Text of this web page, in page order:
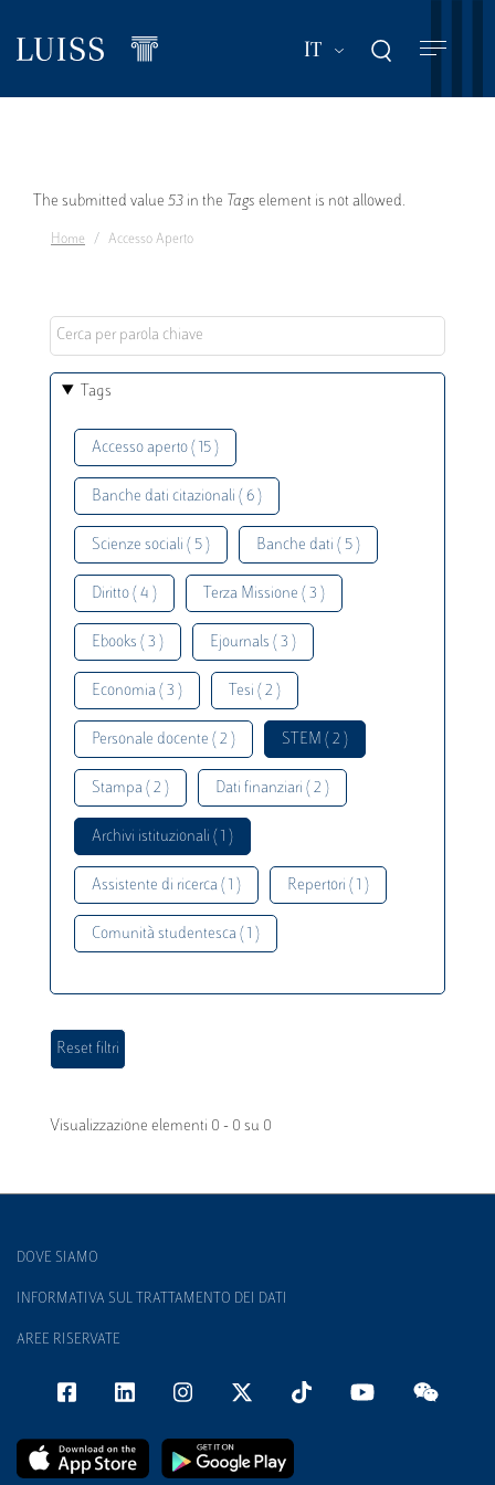
contenuto
IT Mostra ulteriori
Messaggio
di
The submitted value 53 in the Tags element is not allowed.
Home Accesso Aperto
Tags
Accesso aperto ( 15 )
Banche dati citazionali ( 6 )
Scienze sociali ( 5 ) Banche dati ( 5 )
Diritto ( 4 ) Terza Missione ( 3 )
Ebooks ( 3 ) Ejournals ( 3 )
Economia ( 3 ) Tesi ( 2 )
Personale docente ( 2 ) STEM ( 2 )
Stampa ( 2 ) Dati finanziari ( 2 )
Archivi istituzionali ( 1 )
Assistente di ricerca ( 1 ) Repertori ( 1 )
Comunità studentesca ( 1 )
Visualizzazione elementi 0 - 0 su 0
DOVE SIAMO
INFORMATIVA SUL TRATTAMENTO DEI DATI
AREE RISERVATE